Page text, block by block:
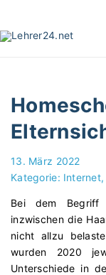
i
13. März 2022
Kategorie:
Bei dem Begriff
inzwischen die
nicht allzu
wurden 2020
Unterschiede in